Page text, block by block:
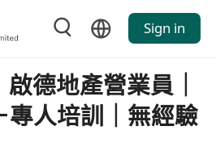
Sign in
啟德地產營業員｜
專人培訓｜無經驗